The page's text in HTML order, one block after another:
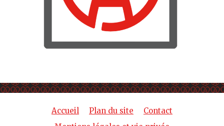
Accueil Plan du site
Contact